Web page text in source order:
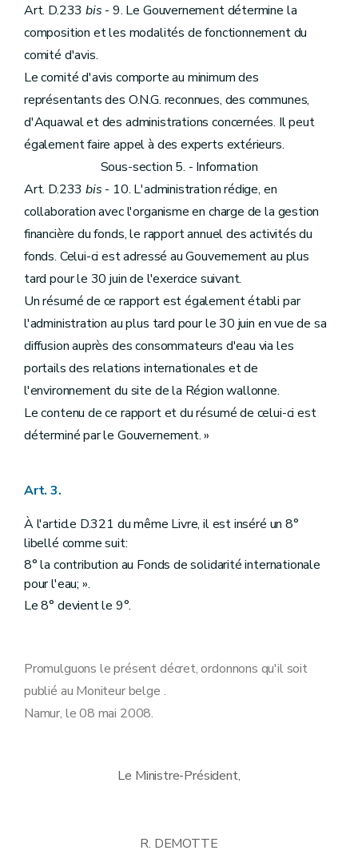
Art. D.233bis - 9. Le Gouvernement détermine la
composition et les modalités de fonctionnement du
comité d'avis.
Le comité d'avis comporte au minimum des
représentants des O.N.G. reconnues, des communes,
d'Aquawal et des administrations concernées. Il peut
également faire appel à des experts extérieurs.
Sous-section 5. - Information
Art. D.233bis - 10. L'administration rédige, en
collaboration avec l'organisme en charge de la gestion
financière du fonds, le rapport annuel des activités du
fonds. Celui-ci est adressé au Gouvernement au plus
tard pour le 30 juin de l'exercice suivant.
Un résumé de ce rapport est également établi par
l'administration au plus tard pour le 30 juin en vue de sa
diffusion auprès des consommateurs d'eau via les
portails des relations internationales et de
l'environnement du site de la Région wallonne.
Le contenu de ce rapport et du résumé de celui-ci est
déterminé par le Gouvernement. »
Art. 3.
À l'article D.321 du même Livre, il est inséré un 8°
libellé comme suit:
8° la contribution au Fonds de solidarité internationale
pour l'eau; ».
Le 8° devient le 9°.
Promulguons le présent décret, ordonnons qu'il soit
publié au Moniteur belge .
Namur, le 08 mai 2008.
Le Ministre-Président,
R. DEMOTTE